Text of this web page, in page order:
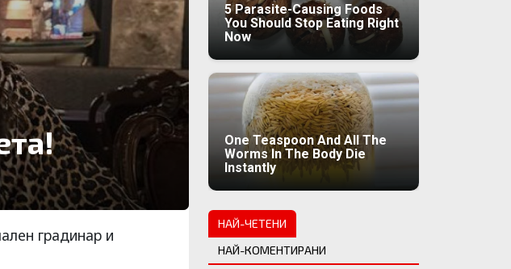
градинар и
5 Parasite-Causing Foods
You Should Stop Eating Right
Now
One Teaspoon And All The
Worms In The Body Die
Instantly
НАЙ-ЧЕТЕНИ
НАЙ-КОМЕНТИРАНИ